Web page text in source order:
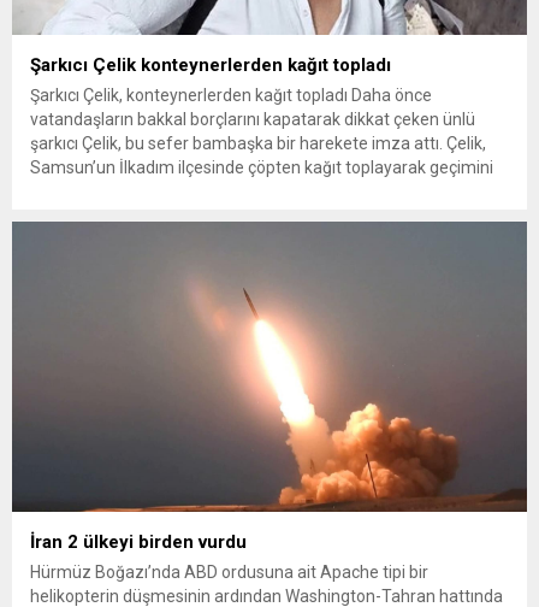
Şarkıcı Çelik konteynerlerden kağıt topladı
Şarkıcı Çelik, konteynerlerden kağıt topladı Daha önce
vatandaşların bakkal borçlarını kapatarak dikkat çeken ünlü
şarkıcı Çelik, bu sefer bambaşka bir harekete imza attı. Çelik,
Samsun’un İlkadım ilçesinde çöpten kağıt toplayarak geçimini
İran 2 ülkeyi birden vurdu
Hürmüz Boğazı’nda ABD ordusuna ait Apache tipi bir
helikopterin düşmesinin ardından Washington-Tahran hattında